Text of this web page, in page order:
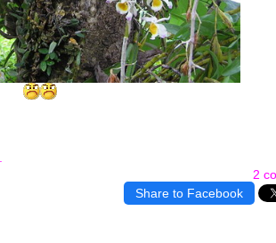
2
Share to Facebook